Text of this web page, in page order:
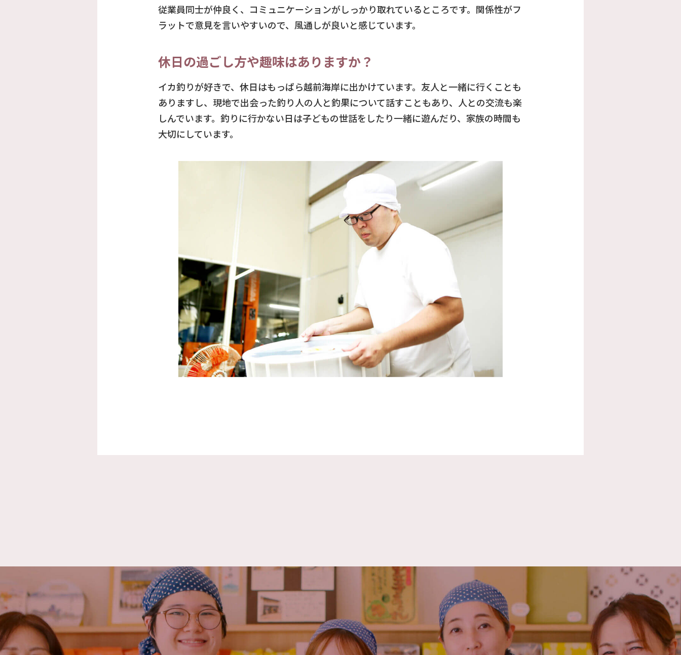
従業員同士が仲良く、コミュニケーションがしっかり取れているところです。関係性がフ
ラットで意見を言いやすいので、風通しが良いと感じています。
休日の過ごし方や趣味はありますか？
イカ釣りが好きで、休日はもっぱら越前海岸に出かけています。友人と一緒に行くことも
ありますし、現地で出会った釣り人の人と釣果について話すこともあり、人との交流も楽
しんでいます。釣りに行かない日は子どもの世話をしたり一緒に遊んだり、家族の時間も
大切にしています。